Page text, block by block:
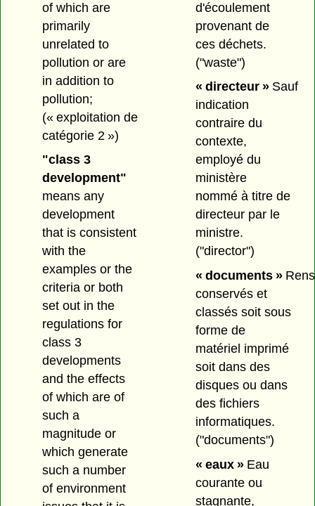
of which are
primarily
unrelated to
pollution or are
in addition to
pollution;
(« exploitation de
catégorie 2 »)
"class 3
development"
means any
development
that is consistent
with the
examples or the
criteria or both
set out in the
regulations for
class 3
developments
and the effects
of which are of
such a
magnitude or
which generate
such a number
of environment
d'écoulement
provenant de
ces déchets.
("waste")
« directeur »Sauf
indication
contraire du
contexte,
employé du
ministère
nommé à titre de
directeur par le
ministre.
("director")
« documents »
conservés et
classés soit sous
forme de
matériel imprimé
soit dans des
disques ou dans
des fichiers
informatiques.
("documents")
« eaux »Eau
courante ou
stagnante,